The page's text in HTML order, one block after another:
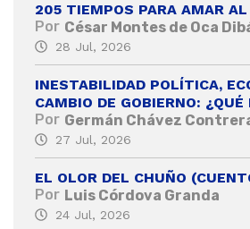
205 TIEMPOS PARA AMAR AL
Por César Montes de Oca
28 Jul, 2026
INESTABILIDAD POLÍTICA,
CAMBIO DE GOBIERNO: ¿QUÉ
Por Germán Chávez
27 Jul, 2026
EL OLOR DEL CHUÑO
Por Luis Córdova Granda
24 Jul, 2026